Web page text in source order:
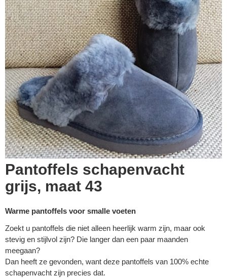
Pantoffels schapenvacht
grijs, maat 43
Warme pantoffels voor smalle voeten
Zoekt u pantoffels die niet alleen heerlijk warm zijn, maar ook
stevig en stijlvol zijn? Die langer dan een paar maanden
meegaan?
Dan heeft ze gevonden, want deze pantoffels van 100% echte
schapenvacht zijn precies dat.